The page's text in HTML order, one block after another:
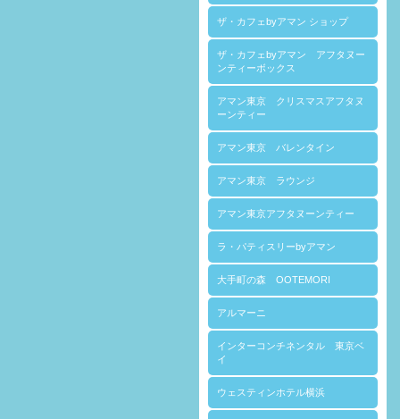
ザ・カフェbyアマン ショップ
ザ・カフェbyアマン アフタヌー
ンティーボックス
アマン東京 クリスマスアフタヌ
ーンティー
アマン東京 バレンタイン
アマン東京 ラウンジ
アマン東京アフタヌーンティー
ラ・パティスリーbyアマン
大手町の森 OOTEMORI
アルマーニ
インターコンチネンタル 東京ベ
イ
ウェスティンホテル横浜